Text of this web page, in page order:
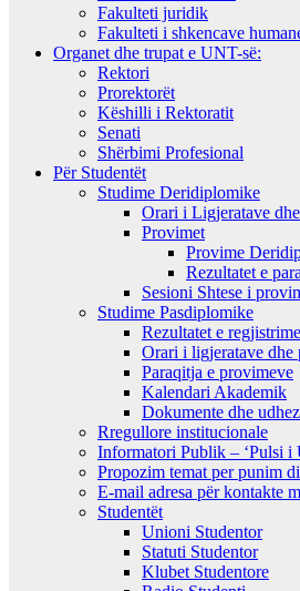
Fakulteti juridik
Fakulteti i shkencave
Organet dhe trupat e UNT-së:
Rektori
Prorektorët
Këshilli i Rektoratit
Senati
Shërbimi Profesional
Për Studentët
Studime Deridiplomike
Orari i Ligjeratave
Provimet
Provime
Rezultatet e
Sesioni Shtese i
Studime Pasdiplomike
Rezultatet e
Orari i ligjeratave
Paraqitja e provimeve
Kalendari Akademik
Dokumente dhe
Rregullore institucionale
Informatori Publik – ‘Pulsi i
Propozim temat per punim
E-mail adresa për kontakte
Studentët
Unioni Studentor
Statuti Studentor
Klubet Studentore